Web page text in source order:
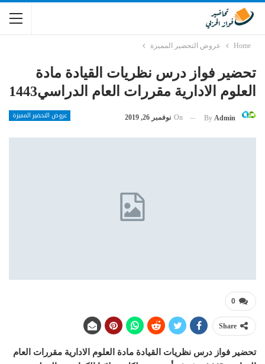
Home عروض التحضير المميزة
تحضير فواز درس نظريات القيادة مادة
العلوم الادارية مقررات العام الدراسي1443
عروض التحضير المميزة By Admin
On نوفمبر 26, 2019
0
Share
تحضير فواز درس نظريات القيادة مادة العلوم الادارية مقررات العام